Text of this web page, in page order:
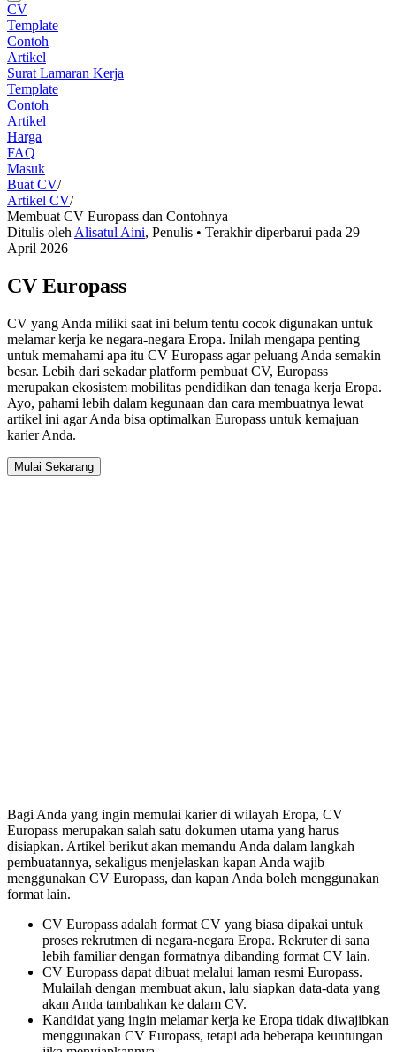
CV
Template
Contoh
Artikel
Surat Lamaran Kerja
Template
Contoh
Artikel
Harga
FAQ
Masuk
Buat CV/
Artikel CV/
Membuat CV Europass dan Contohnya
Ditulis oleh Alisatul Aini, Penulis • Terakhir diperbarui pada 29
April 2026
CV Europass
CV yang Anda miliki saat ini belum tentu cocok digunakan untuk
melamar kerja ke negara-negara Eropa. Inilah mengapa penting
untuk memahami apa itu CV Europass agar peluang Anda semakin
besar. Lebih dari sekadar platform pembuat CV, Europass
merupakan ekosistem mobilitas pendidikan dan tenaga kerja Eropa.
Ayo, pahami lebih dalam kegunaan dan cara membuatnya lewat
artikel ini agar Anda bisa optimalkan Europass untuk kemajuan
karier Anda.
Mulai Sekarang
Bagi Anda yang ingin memulai karier di wilayah Eropa, CV
Europass merupakan salah satu dokumen utama yang harus
disiapkan. Artikel berikut akan memandu Anda dalam langkah
pembuatannya, sekaligus menjelaskan kapan Anda wajib
menggunakan CV Europass, dan kapan Anda boleh menggunakan
format lain.
CV Europass adalah format CV yang biasa dipakai untuk
proses rekrutmen di negara-negara Eropa. Rekruter di sana
lebih familiar dengan formatnya dibanding format CV lain.
CV Europass dapat dibuat melalui laman resmi Europass.
Mulailah dengan membuat akun, lalu siapkan data-data yang
akan Anda tambahkan ke dalam CV.
Kandidat yang ingin melamar kerja ke Eropa tidak diwajibkan
menggunakan CV Europass, tetapi ada beberapa keuntungan